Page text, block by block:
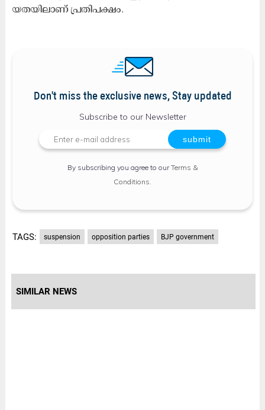
യ​ത​യി​ലാ​ണ് പ്ര​തി​പ​ക്ഷം.
Don't miss the exclusive news, Stay updated
Subscribe to our Newsletter
By subscribing you agree to ourTerms &
Conditions
TAGS: suspension opposition parties BJP government
SIMILAR NEWS